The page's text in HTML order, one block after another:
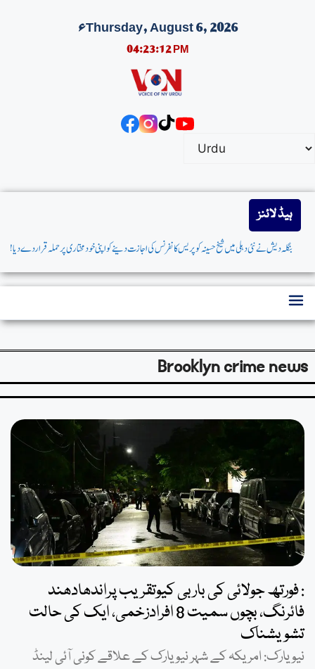
Thursday, August 6, 2026ء
04:23:12 PM
ہیڈ لائنز
بنگلہ دیش نےنئی دہلی میں شیخ حسینہ کو پریس کانفرنس کی اجازت دینےکواپنی خودمختاری پرحملہ قراردےدیا!
Brooklyn crime news
: فورتھ جولائی کی باربی کیوتقریب پراندھادھند
فائرنگ، بچوں سمیت 8 افرادزخمی، ایک کی حالت
تشویشناک
نیویارک: امریکہ کے شہر نیویارک کے علاقے کونی آئی لینڈ